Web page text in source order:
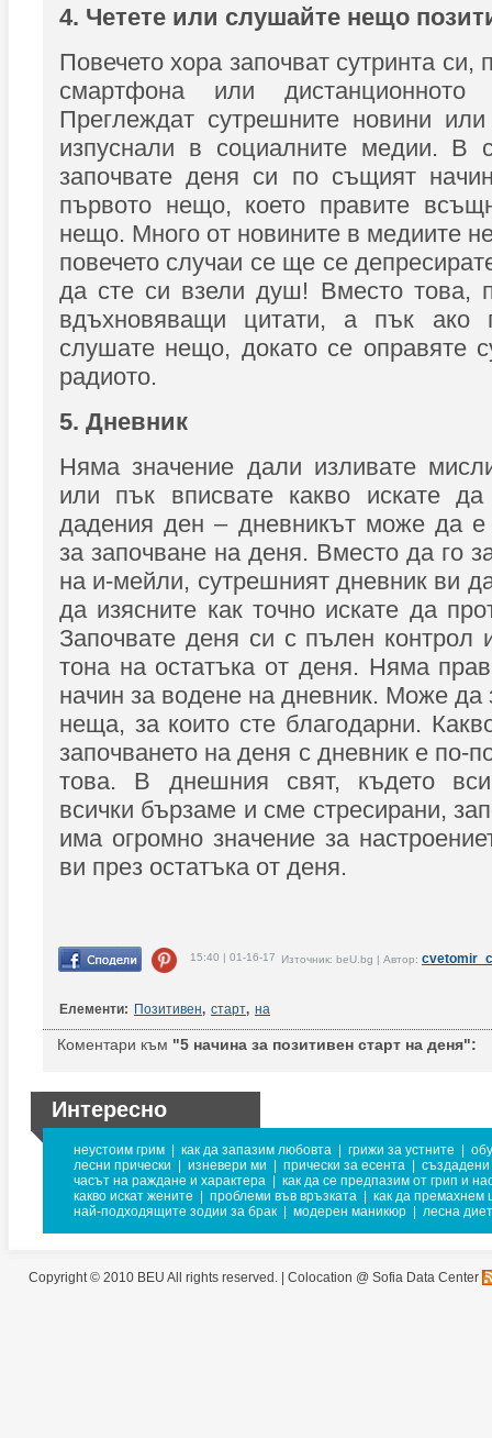
4. Четете или слушайте нещо
Повечето хора започват сутринта си,
смартфона или дистанционното
Преглеждат сутрешните новини
изпуснали в социалните медии. В
започвате деня си по същият
първото нещо, което правите
нещо. Много от новините в медиите
повечето случаи се ще се
да сте си взели душ! Вместо това,
вдъхновяващи цитати, а пък ако
слушате нещо, докато се оправяте
радиото.
5. Дневник
Няма значение дали изливате
или пък вписвате какво искате да
дадения ден – дневникът може да е
за започване на деня. Вместо да го
на и-мейли, сутрешният дневник ви
да изясните как точно искате да
Започвате деня си с пълен контрол
тона на остатъка от деня. Няма
начин за водене на дневник. Може да
неща, за които сте благодарни.
започването на деня с дневник е по-
това. В днешния свят, където
всички бързаме и сме стресирани,
има огромно значение за
ви през остатъка от деня.
15:40 | 01-16-17 Източник: beU.bg | Автор:
Елементи: Позитивен, старт, на
Коментари към "5 начина за позитивен старт на деня":
Интересно
неустоим грим как да запазим любовта грижи за устните
лесни прически
изневери ми прически за есента
създадени
часът на раждане и характера
как да се предпазим от грип и
какво искат жените
проблеми във връзката
как да премахнем
най-подходящите зодии за брак
модерен маникюр лесна
Copyright © 2010 BEU All rights reserved. | Colocation @ Sofia Data Center